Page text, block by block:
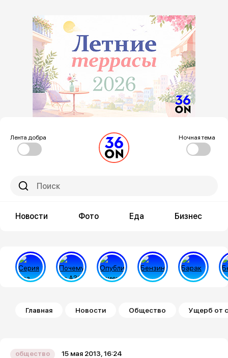
Лента добра Ночная тема
Новости Фото Еда Бизнес
Строка навигации
Главная Новости Общество Ущерб от
общество 15 мая 2013, 16:24